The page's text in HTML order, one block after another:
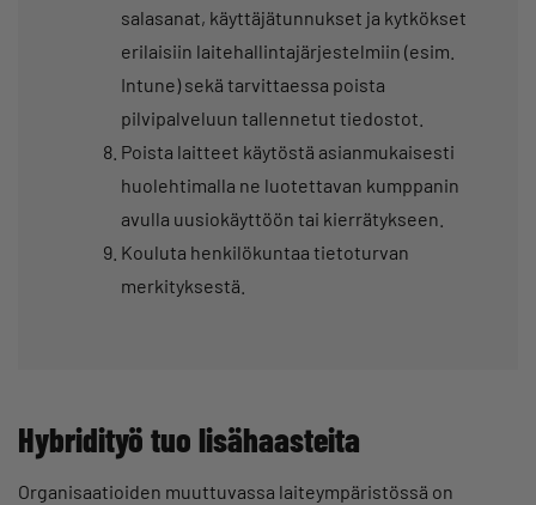
salasanat, käyttäjätunnukset ja kytkökset
erilaisiin laitehallintajärjestelmiin (esim.
Intune) sekä tarvittaessa poista
pilvipalveluun tallennetut tiedostot.
Poista laitteet käytöstä asianmukaisesti
huolehtimalla ne luotettavan kumppanin
avulla uusiokäyttöön tai kierrätykseen.
Kouluta henkilökuntaa tietoturvan
merkityksestä.
Hybridityö tuo lisähaasteita
Organisaatioiden muuttuvassa laiteympäristössä on